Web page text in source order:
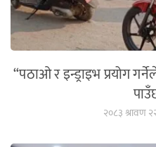
“पठाओ र इन्ड्राइभ प्रयोग
२०८३ श्रावण